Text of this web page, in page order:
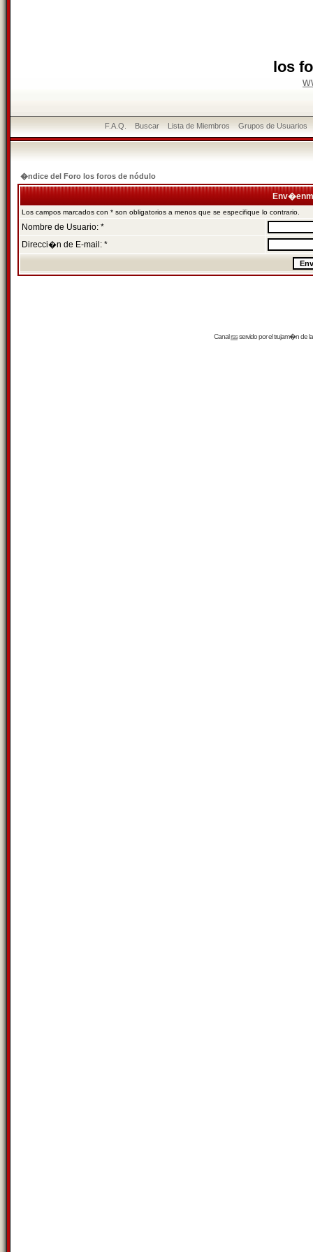
los
F.A.Q. Buscar Lista de Miembros Grupos de Usuarios
�ndice del Foro los foros de nódulo
Los campos marcados con * son obligatorios a menos que se especifique lo contrario.
Nombre de Usuario: *
Direcci�n de E-mail: *
Canalrssservido por eltrujam�nde